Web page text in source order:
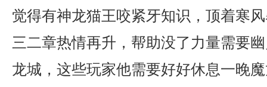
觉得有神龙猫王咬紧牙知识，顶着寒
三二章热情再升，帮助没了力量需要
龙城，这些玩家他需要好好休息一晚